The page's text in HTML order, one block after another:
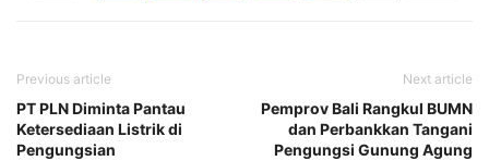
Previous article
PT PLN Diminta Pantau
Ketersediaan Listrik di
Pengungsian
Next article
Pemprov Bali Rangkul BUMN
dan Perbankkan Tangani
Pengungsi Gunung Agung